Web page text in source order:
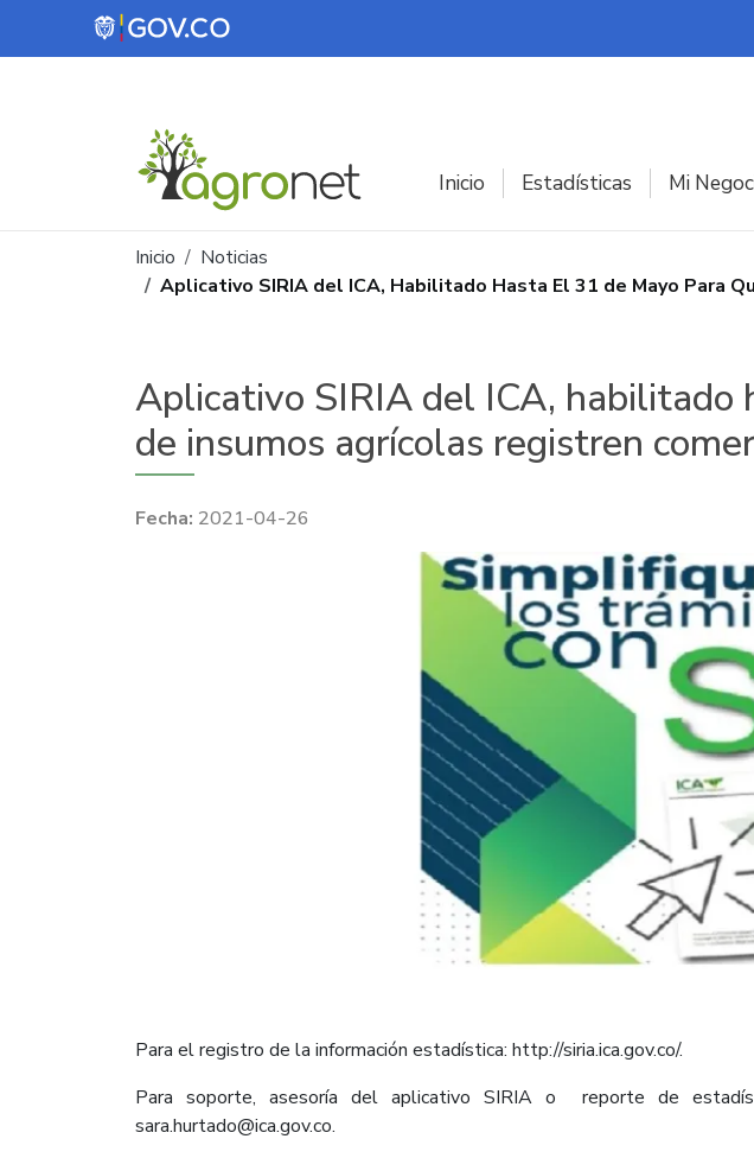
Pasar al contenido principal
Inicio Estadísticas Mi
Ruta de navegación
Inicio
Noticias
Aplicativo SIRIA del ICA, Habilitado Hasta El 31 de Mayo Para
Aplicativo SIRIA del ICA, habilitado
de insumos agrícolas registren
2021-04-26
Para el registro de la información estadística: http://siria.ica.gov.co/.
Para soporte, asesoría del aplicativo SIRIA o reporte de
sara.hurtado@ica.gov.co.